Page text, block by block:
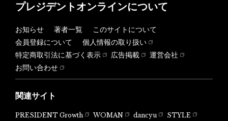
プレジデントオンラインについて
お知らせ 著者一覧
このサイトについて
会員登録について
個人情報の取り扱い
特定商取引法に基づく表示
広告掲載
運営会社
お問い合わせ
関連サイト
PRESIDENT Growth WOMAN dancyu
STYLE